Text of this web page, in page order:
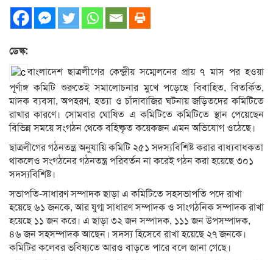
ডেস্ক:
বাংলাদেশ ছাত্রলীগের কেন্দ্রীয় সম্মেলনের প্রায় ৭ মাস পর হওয়া
পূর্ণাঙ্গ কমিটি শুরুতেই সমালোচনার মুখে পড়েছে বিবাহিত, বিতর্কিত,
মাদক ব্যবসা, অপহরণ, হত্যা ও চাঁদাবাজির ঘটনায় জড়িতদের কমিটিতে
রাখার কারণে। সোমবার ঘোষিত এ কমিটিতে কমিটিতে স্থান পেয়েছেন
বিভিন্ন সময়ে সংগঠন থেকে বহিষ্কৃত কয়েকজন এমন অভিযোগ ওঠেছে।
ছাত্রলীগের গঠনতন্ত্র অনুযায়ি কমিটি ২৫১ সদস্যবিশিষ্ট করার বাধ্যবাধকতা
থাকলেও সংগঠনের গঠনতন্ত্র পরিবর্তন না করেই গঠন করা হয়েছে ৩০১
সদস্যবিশিষ্ট।
সভাপতি-সাধারণ সম্পাদক ছাড়া এ কমিটিতে সহসভাপতি পদে রাখা
হয়েছে ৬১ জনকে, আর যুগ্ম সাধারণ সম্পাদক ও সাংগঠনিক সম্পাদক রাখা
হয়েছে ১১ জন করে। এ ছাড়া ৩২ জন সম্পাদক, ১১১ জন উপসম্পাদক,
৪৬ জন সহসম্পাদক আছেন। সদস্য হিসেবে রাখা হয়েছে ২৭ জনকে।
কমিটির কলেবর ভবিষ্যতে আরও বাড়তে পারে বলে জানা গেছে।